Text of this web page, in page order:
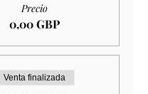
Precio
0,00 GBP
Venta finalizada